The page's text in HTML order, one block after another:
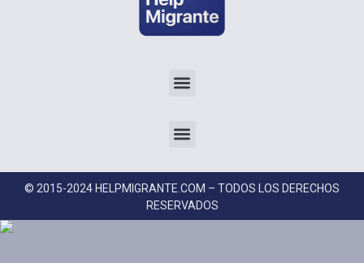
© 2015-2024 HELPMIGRANTE.COM – TODOS LOS DERECHOS
RESERVADOS